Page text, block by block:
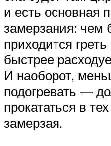
и есть основная
замерзания: чем
приходится
быстрее
И наоборот,
подогревать —
прокататься в
замерзая.